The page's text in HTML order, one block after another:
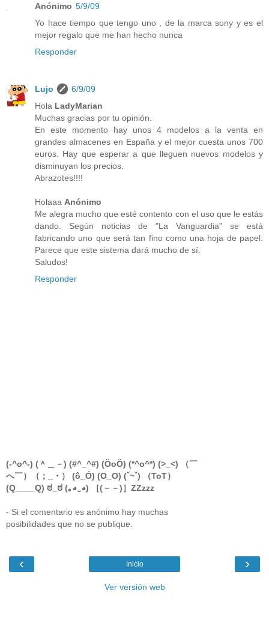
Anónimo 5/9/09
Yo hace tiempo que tengo uno , de la marca sony y es el
mejor regalo que me han hecho nunca
Responder
Lujo
6/9/09
Hola LadyMarian
Muchas gracias por tu opinión.
En este momento hay unos 4 modelos a la venta en
grandes almacenes en España y el mejor cuesta unos 700
euros. Hay que esperar a que lleguen nuevos modelos y
disminuyan los precios.
Abrazotes!!!!
Holaaa Anónimo
Me alegra mucho que esté contento con el uso que le estás
dando. Según noticias de "La Vanguardia" se está
fabricando uno que será tan fino como una hoja de papel.
Parece que este sistema dará mucho de sí.
Saludos!
Responder
(-^o^-) (＾＿－) (#^_^#) (ÖoÖ) (*^o^*) (>_<) （￣
へ￣）（；_・） (ô_Ó) (O_O) (ˇ~ˇ) （ToT）
(Q____Q) ಠ_ಠ (｡◕‿◕) ［(－－)］ZZzzz
- Si el comentario es anónimo hay muchas
posibilidades que no se publique.
‹ ›
Inicio
Ver versión web